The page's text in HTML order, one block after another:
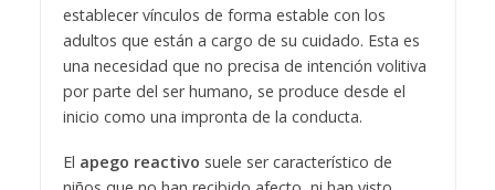
establecer vínculos de forma estable con los
adultos que están a cargo de su cuidado. Esta es
una necesidad que no precisa de intención volitiva
por parte del ser humano, se produce desde el
inicio como una impronta de la conducta.
El apego reactivo suele ser característico de